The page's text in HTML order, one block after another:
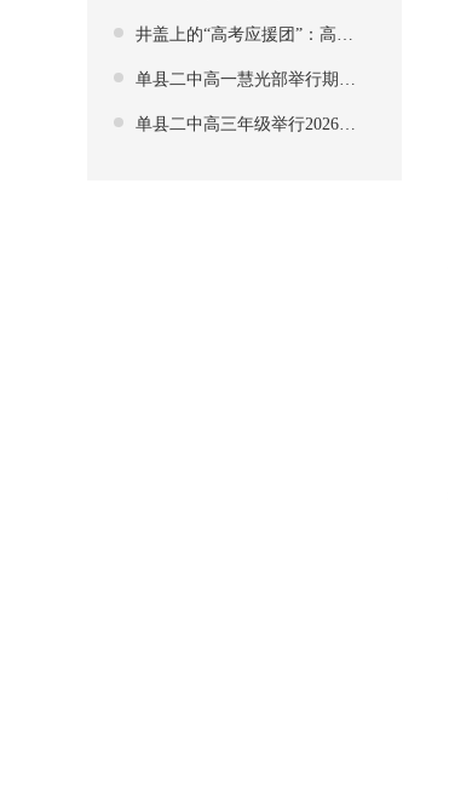
井盖上的“高考应援团”：高一学弟学妹用画笔“垫”起高三青云路
单县二中高一慧光部举行期中考试表彰暨家长会
单县二中高三年级举行2026届成人礼暨高考冲刺动员大会